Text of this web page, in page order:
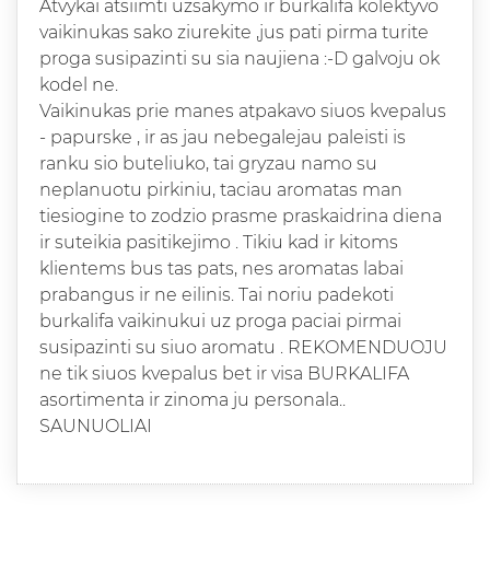
Atvykai atsiimti uzsakymo ir burkalifa kolektyvo
vaikinukas sako ziurekite ,jus pati pirma turite
proga susipazinti su sia naujiena :-D galvoju ok
kodel ne.
Vaikinukas prie manes atpakavo siuos kvepalus
- papurske , ir as jau nebegalejau paleisti is
ranku sio buteliuko, tai gryzau namo su
neplanuotu pirkiniu, taciau aromatas man
tiesiogine to zodzio prasme praskaidrina diena
ir suteikia pasitikejimo . Tikiu kad ir kitoms
klientems bus tas pats, nes aromatas labai
prabangus ir ne eilinis. Tai noriu padekoti
burkalifa vaikinukui uz proga paciai pirmai
susipazinti su siuo aromatu . REKOMENDUOJU
ne tik siuos kvepalus bet ir visa BURKALIFA
asortimenta ir zinoma ju personala..
SAUNUOLIAI